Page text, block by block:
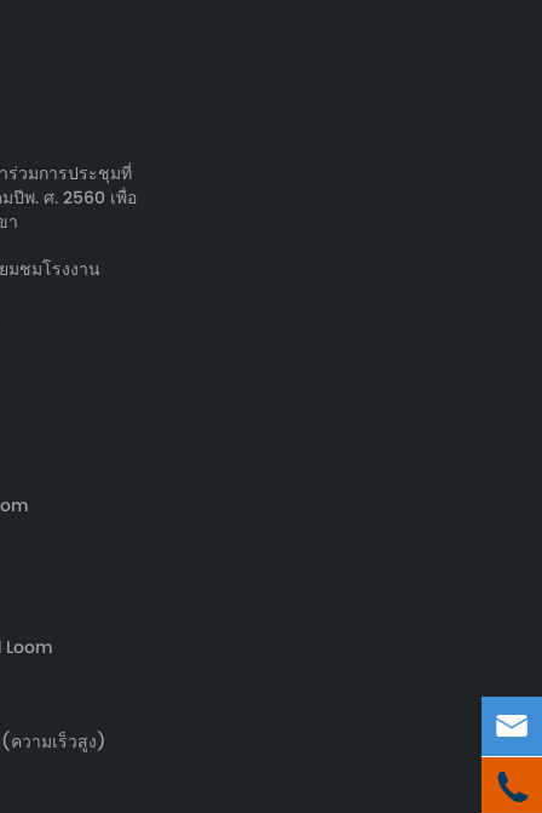
ร่วมการประชุมที่
ปีพ. ศ. 2560 เพื่อ
า
มชมโรงงาน
Loom
วามเร็วสูง)

